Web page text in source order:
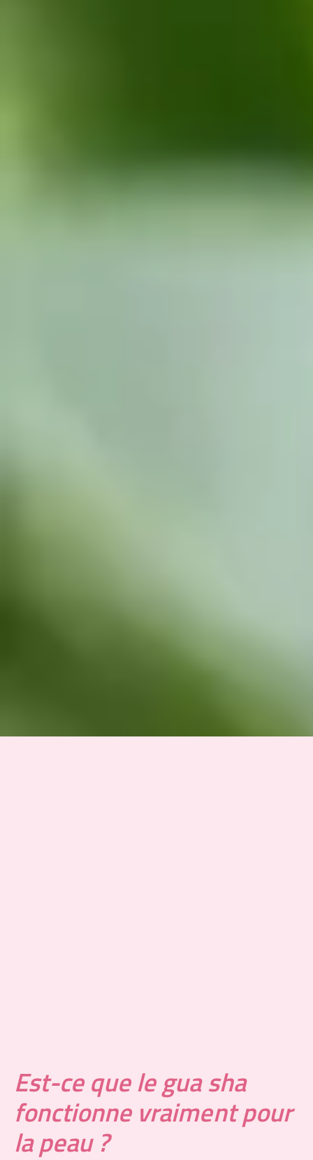
Est-ce que le gua sha
fonctionne vraiment pour
la peau ?